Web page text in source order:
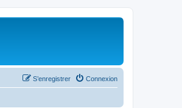
Connexion
S’enregistrer